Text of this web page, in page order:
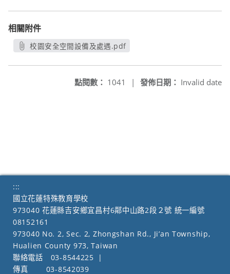
相關附件
校園安全空間設備及處遇.pdf
發佈日期： Invalid date
點閱數： 1041 |
:::
國立花蓮特殊教育學校
973040 花蓮縣吉安鄉宜昌村6鄰中山路2段２號 統一編號
08152161
973040 No. 2, Sec. 2, Zhongshan Rd., Ji’an Township,
Hualien County 973, Taiwan
聯絡電話
03-8544225
|
傳真
03-8542039